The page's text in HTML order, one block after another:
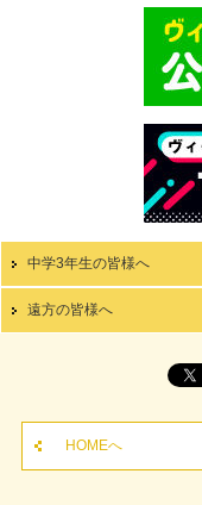
中学3年生の皆様へ
遠方の皆様へ
HOMEへ